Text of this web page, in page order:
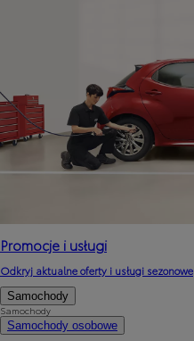
Promocje i usługi
Odkryj aktualne oferty i usługi sezonowe
Samochody
Samochody
Samochody osobowe